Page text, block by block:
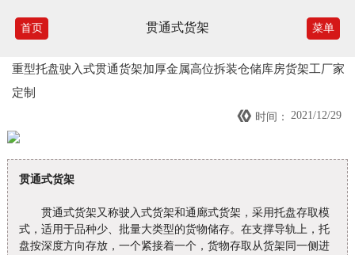
首页 贯通式货架 菜单
重型托盘驶入式贯通货架加厚金属高位拆装仓储库房货架工厂家
定制
 时间： 2021/12/29
贯通式货架
贯通式货架又称驶入式货架和通廊式货架，采用托盘存取模
式，适用于品种少、批量大类型的货物储存。在支撑导轨上，托
盘按深度方向存放，一个紧接着一个，货物存取从货架同一侧进